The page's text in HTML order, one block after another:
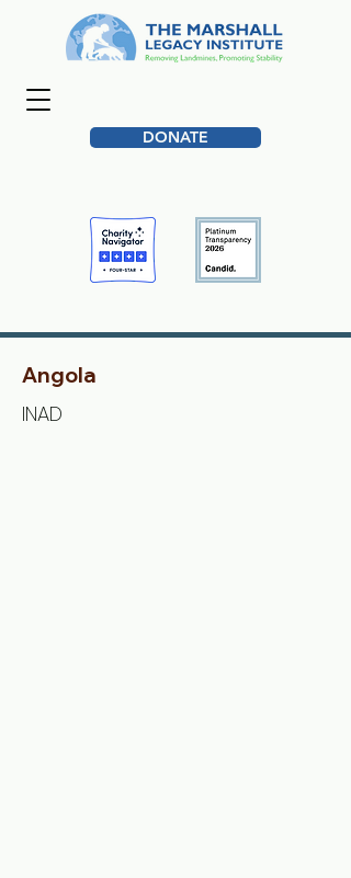
DONATE
Angola
INAD